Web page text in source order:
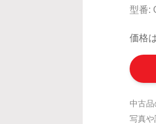
型番:
価格
中古品
写真や